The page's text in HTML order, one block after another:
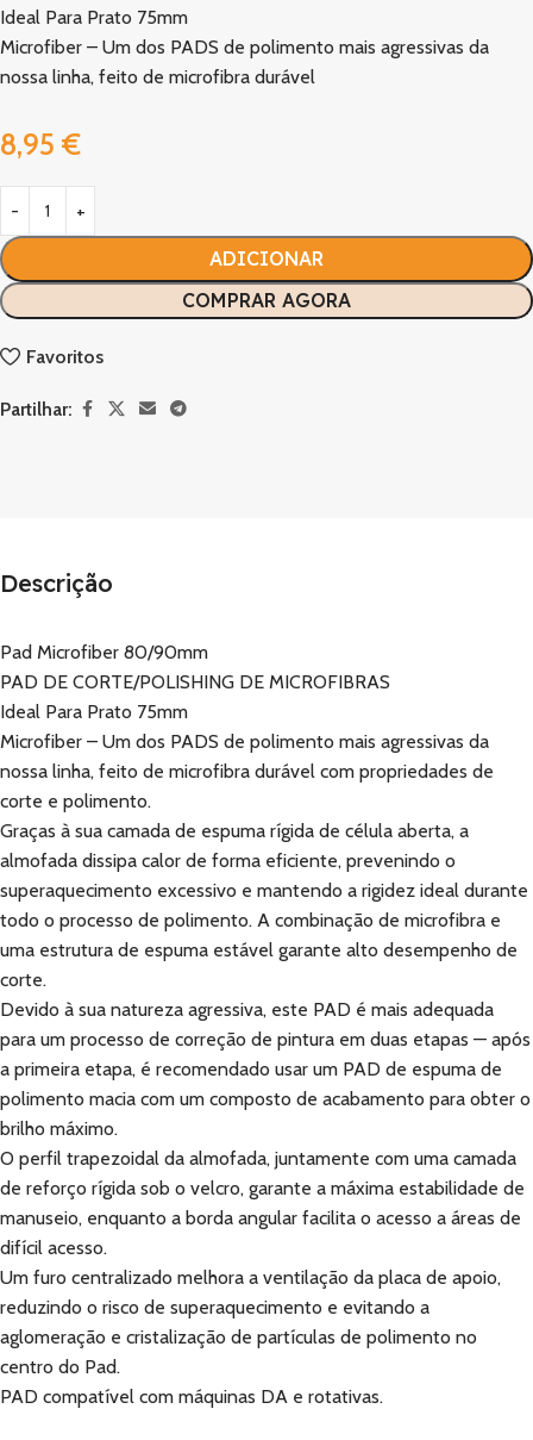
Ideal Para Prato 75mm
Microfiber – Um dos PADS de polimento mais agressivas da
nossa linha, feito de microfibra durável
8,95 €
ADICIONAR
COMPRAR AGORA
Favoritos
Partilhar:
Descrição
Pad Microfiber 80/90mm
PAD DE CORTE/POLISHING DE MICROFIBRAS
Ideal Para Prato 75mm
Microfiber – Um dos PADS de polimento mais agressivas da
nossa linha, feito de microfibra durável com propriedades de
corte e polimento.
Graças à sua camada de espuma rígida de célula aberta, a
almofada dissipa calor de forma eficiente, prevenindo o
superaquecimento excessivo e mantendo a rigidez ideal durante
todo o processo de polimento. A combinação de microfibra e
uma estrutura de espuma estável garante alto desempenho de
corte.
Devido à sua natureza agressiva, este PAD é mais adequada
para um processo de correção de pintura em duas etapas — após
a primeira etapa, é recomendado usar um PAD de espuma de
polimento macia com um composto de acabamento para obter o
brilho máximo.
O perfil trapezoidal da almofada, juntamente com uma camada
de reforço rígida sob o velcro, garante a máxima estabilidade de
manuseio, enquanto a borda angular facilita o acesso a áreas de
difícil acesso.
Um furo centralizado melhora a ventilação da placa de apoio,
reduzindo o risco de superaquecimento e evitando a
aglomeração e cristalização de partículas de polimento no
centro do Pad.
PAD compatível com máquinas DA e rotativas.